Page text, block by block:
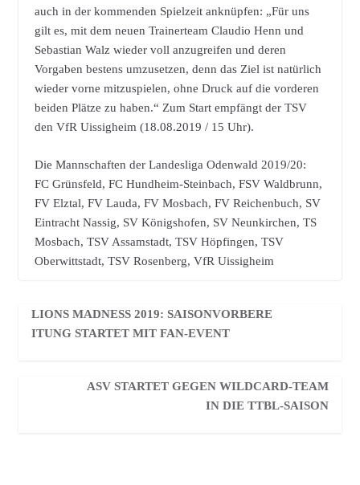
auch in der kommenden Spielzeit anknüpfen: „Für uns
gilt es, mit dem neuen Trainerteam Claudio Henn und
Sebastian Walz wieder voll anzugreifen und deren
Vorgaben bestens umzusetzen, denn das Ziel ist natürlich
wieder vorne mitzuspielen, ohne Druck auf die vorderen
beiden Plätze zu haben.“ Zum Start empfängt der TSV
den VfR Uissigheim (18.08.2019 / 15 Uhr).
Die Mannschaften der Landesliga Odenwald 2019/20:
FC Grünsfeld, FC Hundheim-Steinbach, FSV Waldbrunn,
FV Elztal, FV Lauda, FV Mosbach, FV Reichenbuch, SV
Eintracht Nassig, SV Königshofen, SV Neunkirchen, TS
Mosbach, TSV Assamstadt, TSV Höpfingen, TSV
Oberwittstadt, TSV Rosenberg, VfR Uissigheim
LIONS MADNESS 2019: SAISONVORBERE
ITUNG STARTET MIT FAN-EVENT
ASV STARTET GEGEN WILDCARD-TEAM
IN DIE TTBL-SAISON